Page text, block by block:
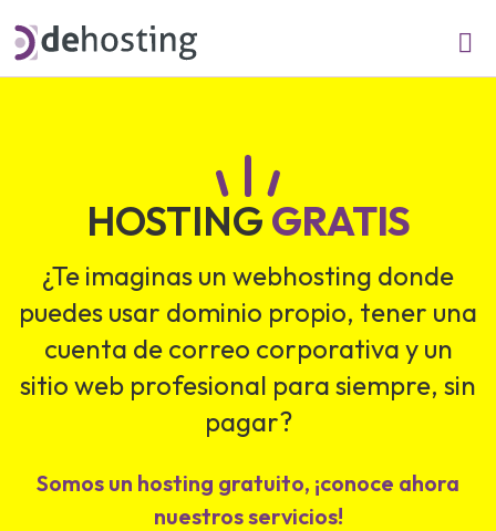
HOSTING GRATIS
¿Te imaginas un webhosting donde
puedes usar dominio propio, tener una
cuenta de correo corporativa y un
sitio web profesional para siempre, sin
pagar?
Somos un hosting gratuito, ¡conoce ahora
nuestros servicios!